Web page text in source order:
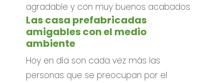
agradable y con muy buenos acabados.
Las casa prefabricadas
amigables con el medio
ambiente
Hoy en día son cada vez más las
personas que se preocupan por el